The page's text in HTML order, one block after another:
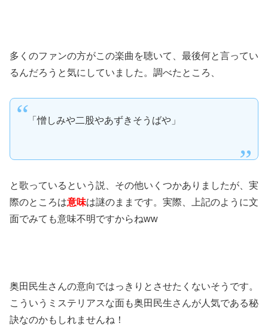
多くのファンの方がこの楽曲を聴いて、最後何と言ってい
るんだろうと気にしていました。調べたところ、
「憎しみや二股やあずきそうばや」
と歌っているという説、その他いくつかありましたが、実
際のところは意味は謎のままです。実際、上記のように文
面でみても意味不明ですからねww
奥田民生さんの意向ではっきりとさせたくないそうです。
こういうミステリアスな面も奥田民生さんが人気である秘
訣なのかもしれませんね！